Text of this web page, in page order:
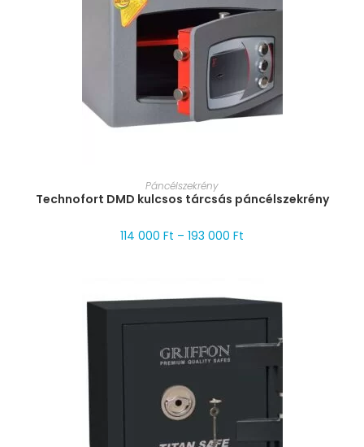
MÉRET VÁLASZTÁSA
Páncélszekrény
Technofort DMD kulcsos tárcsás páncélszekrény
114 000 Ft – 193 000 Ft